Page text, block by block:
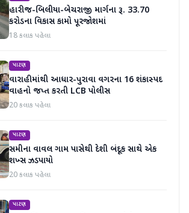
હારીજ-બિલીયા-બેચરાજી માર્ગના રૂ. 33.70
કરોડના વિકાસ કામો પૂરજોશમાં
18 કલાક પહેલા
પાટણ
વારાહીમાંથી આધાર-પુરાવા વગરના 16 શંકાસ્પદ
વાહનો જપ્ત કરતી LCB પોલીસ
20 કલાક પહેલા
પાટણ
સમીના વાવલ ગામ પાસેથી દેશી બંદૂક સાથે એક
શખ્સ ઝડપાયો
20 કલાક પહેલા
પાટણ